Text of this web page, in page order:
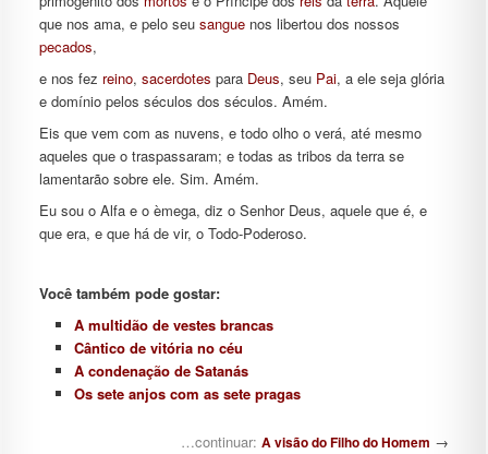
que nos ama, e pelo seu sanguenos libertou dos nossos
pecados,
e nos fez reino, sacerdotes para Deus, seu Pai, a ele seja glória
e domínio pelos séculos dos séculos. Amém.
Eis que vem com as nuvens, e todo olho o verá, até mesmo
aqueles que o traspassaram; e todas as tribos da terra se
lamentarão sobre ele. Sim. Amém.
Eu sou o Alfa e o èmega, diz o Senhor Deus, aquele que é, e
que era, e que há de vir, o Todo-Poderoso.
Você também pode gostar:
A multidão de vestes brancas
Cântico de vitória no céu
A condenação de Satanás
Os sete anjos com as sete pragas
…continuar: A visão do Filho do Homem →